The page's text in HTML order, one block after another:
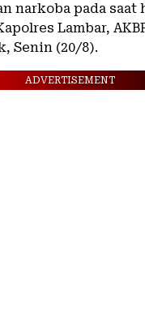
narkoba pada saat
Lambar,
Senin (20/8).
ADVERTISEMENT